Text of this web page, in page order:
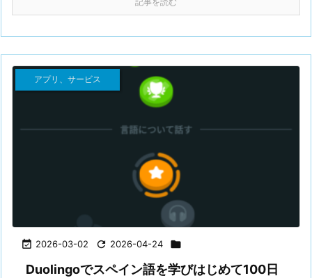
 2026-03-02  2026-04-24 
アプリ、サービス
Duolingoでスペイン語を学びはじめて100日